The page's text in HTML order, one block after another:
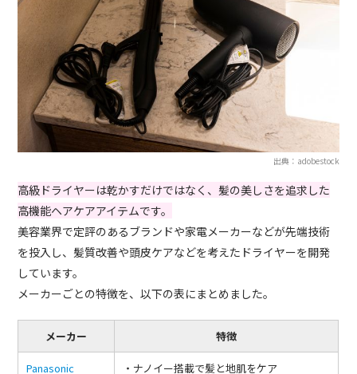
出典：adobestock
高級ドライヤーは乾かすだけではなく、髪の美しさを追求した
高機能ヘアケアアイテムです。
美容業界で定評のあるブランドや家電メーカーなどが先端技術
を投入し、髪質改善や頭皮ケアなどを考えたドライヤーを開発
しています。
メーカーごとの特徴を、以下の表にまとめました。
メーカー 特徴
Panasonic ・ナノイー搭載で髪と地肌をケア